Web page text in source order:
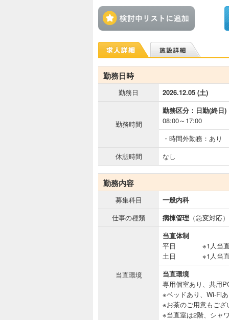
検討中
勤務日時
勤務日 2026.12.05 (土)
勤務時間
勤務区分：日勤(終日)
08:00～17:00
・時間外勤務：あり
休憩時間
なし
勤務内容
募集科目
一般内科
仕事の種類
病棟管理 （急変対応）
当直環境
当直体制
平日 ※1人当直
土日 ※1人当直
当直環境
専用個室あり、共用
※ベッドあり、Wi-Fiあ
※お茶のご用意もござ
※当直室は2階、シャ